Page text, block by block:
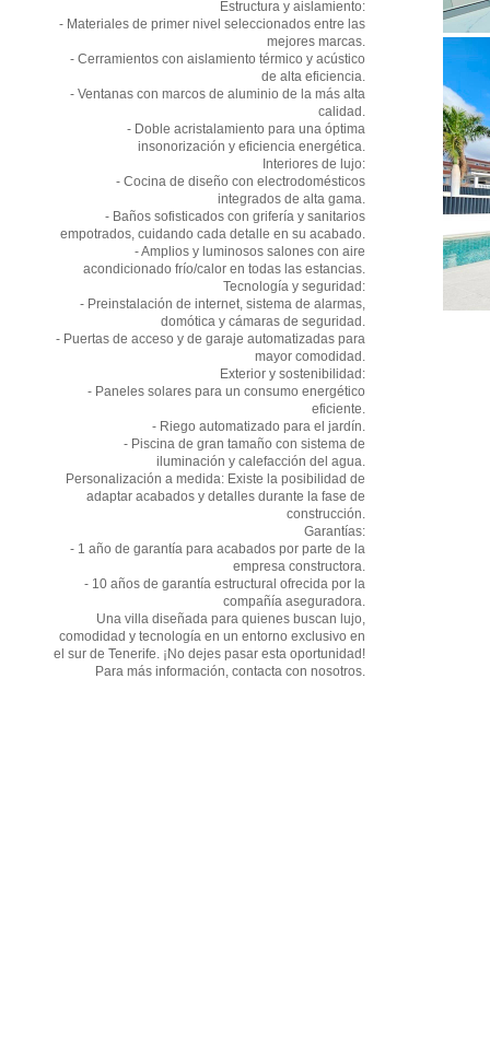
Estructura y aislamiento:
- Materiales de primer nivel seleccionados entre las
mejores marcas.
- Cerramientos con aislamiento térmico y acústico
de alta eficiencia.
- Ventanas con marcos de aluminio de la más alta
calidad.
- Doble acristalamiento para una óptima
insonorización y eficiencia energética.
Interiores de lujo:
- Cocina de diseño con electrodomésticos
integrados de alta gama.
- Baños sofisticados con grifería y sanitarios
empotrados, cuidando cada detalle en su acabado.
- Amplios y luminosos salones con aire
acondicionado frío/calor en todas las estancias.
Tecnología y seguridad:
- Preinstalación de internet, sistema de alarmas,
domótica y cámaras de seguridad.
- Puertas de acceso y de garaje automatizadas para
mayor comodidad.
Exterior y sostenibilidad:
- Paneles solares para un consumo energético
eficiente.
- Riego automatizado para el jardín.
- Piscina de gran tamaño con sistema de
iluminación y calefacción del agua.
Personalización a medida: Existe la posibilidad de
adaptar acabados y detalles durante la fase de
construcción.
Garantías:
- 1 año de garantía para acabados por parte de la
empresa constructora.
- 10 años de garantía estructural ofrecida por la
compañía aseguradora.
Una villa diseñada para quienes buscan lujo,
comodidad y tecnología en un entorno exclusivo en
el sur de Tenerife. ¡No dejes pasar esta oportunidad!
Para más información, contacta con nosotros.